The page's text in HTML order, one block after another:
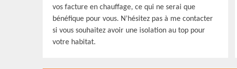
vos facture en chauffage, ce qui ne serai que
bénéfique pour vous. N’hésitez pas à me contacter
si vous souhaitez avoir une isolation au top pour
votre habitat.